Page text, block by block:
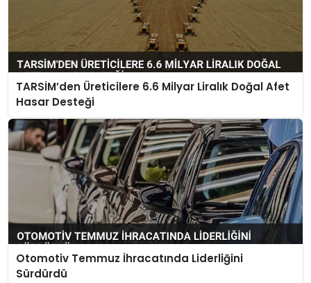
TARSİM’den Üreticilere 6.6 Milyar Liralık Doğal Afet
Hasar Desteği
Otomotiv Temmuz İhracatında Liderliğini
Sürdürdü